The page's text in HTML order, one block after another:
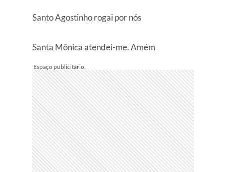
Santo Agostinho rogai por nós
Santa Mônica atendei-me. Amém